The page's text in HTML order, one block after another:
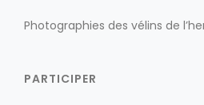
Photographies des vélins de
PARTICIPER